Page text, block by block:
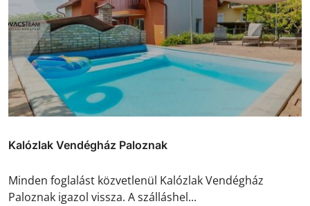
Kalózlak Vendégház Paloznak
Minden foglalást közvetlenül Kalózlak Vendégház
Paloznak igazol vissza. A szálláshel...